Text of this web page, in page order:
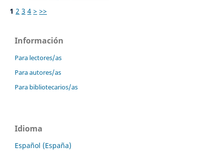
1 2 3 4 > >>
Información
Para lectores/as
Para autores/as
Para bibliotecarios/as
Idioma
Español (España)